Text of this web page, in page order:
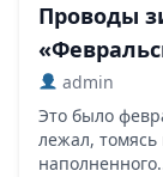
Проводы
admin
Это было
лежал, томясь